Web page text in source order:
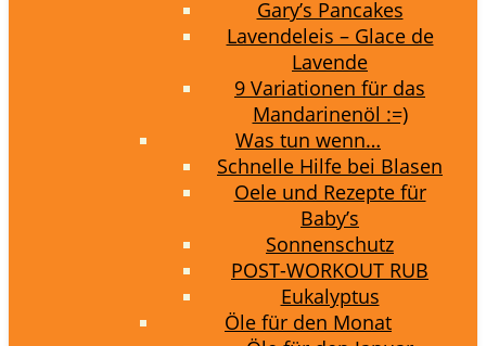
Gary’s Pancakes
Lavendeleis – Glace de
Lavende
9 Variationen für das
Mandarinenöl :=)
Was tun wenn…
Schnelle Hilfe bei Blasen
Oele und Rezepte für
Baby’s
Sonnenschutz
POST-WORKOUT RUB
Eukalyptus
Öle für den Monat